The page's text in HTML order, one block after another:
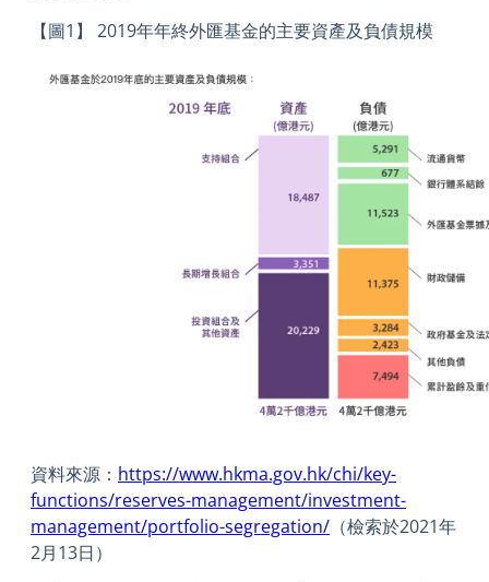
【圖1】 2019年年終外匯基金的主要資產及負債規模
資料來源： https://www.hkma.gov.hk/chi/key-
functions/reserves-management/investment-
management/portfolio-segregation/ （檢索於2021年
2月13日）